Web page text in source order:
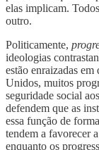
elas implicam.
outro.
Politicamente,
ideologias
estão enraizadas
Unidos, muitos
seguridade social
defendem que as
essa função de
tendem a favorecer
enquanto os